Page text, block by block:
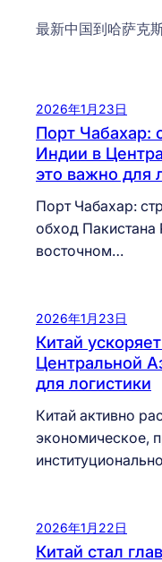
最新中国到哈萨克
2026年1月23日
Порт Чабахар:
Индии в
это важно для
Порт Чабахар:
обход
восточном…
2026年1月23日
Китай
Центральной
для логистики
Китай активно
экономическое,
2026年1月22日
Китай стал